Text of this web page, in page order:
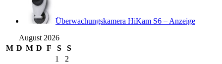
Überwachungskamera HiKam S6 – Anzeige
August 2026
M D M D F S
S
1
2